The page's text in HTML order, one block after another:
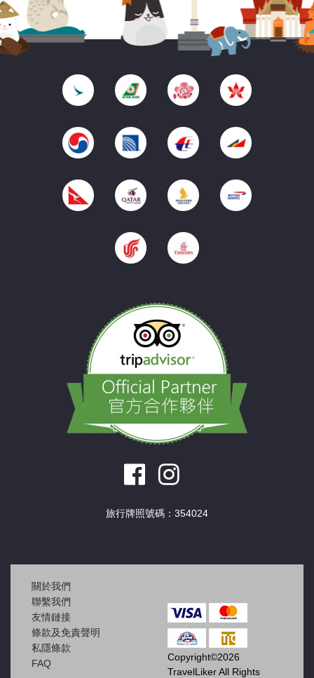
旅行牌照號碼：354024
關於我們
聯繫我們
友情鏈接
條款及免責聲明
私隱條款
FAQ
Copyright©2026
TravelLiker All Rights